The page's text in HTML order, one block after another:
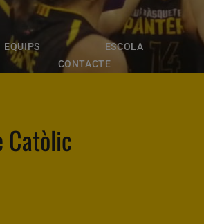
EQUIPS ESCOLA
CONTACTE
ESCOLA BOTIGA
Catòlic